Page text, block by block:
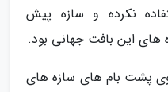
نکرده و سازه پیش
های این بافت جهانی بود.
پشت بام های سازه های